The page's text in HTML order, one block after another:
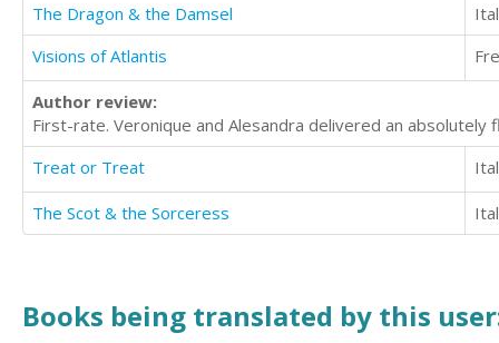
The Dragon & the Damsel
Visions of Atlantis
Author review:
First-rate. Veronique and Alesandra delivered an
Treat or Treat
The Scot & the Sorceress
Books being translated by this